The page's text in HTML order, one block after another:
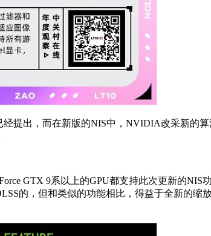
提出，而在新版的NIS中，NVIDIA改采新的
GTX 9系以上的GPU都支持此次更新的NIS
的，但和类似的功能相比，得益于全新的缩